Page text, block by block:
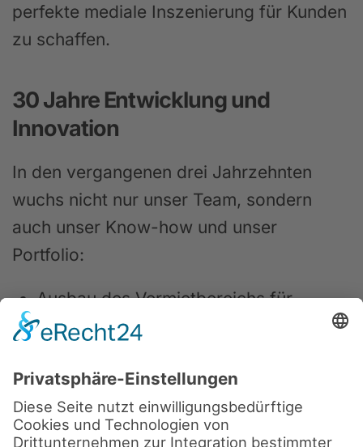
perfekte mediale Inszenierung für Kunden
zu schaffen.
30 Jahre Entwicklung und
Innovation
In den vergangenen drei Jahrzehnten
wuchs nicht nur unser Team, sondern
auch unser Know-how und unser
Portfolio:
Ausbau des Vermietbereichs für
Veranstaltungstechnik und Umsetzung
Eventbranche
Erweiterung um feste Installationen für
Museen, Bildungseinrichtungen,